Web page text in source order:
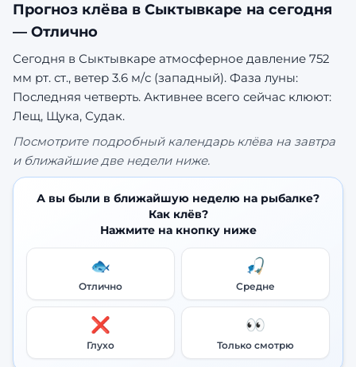
Прогноз клёва в Сыктывкаре на сегодня
— Отлично
Сегодня в Сыктывкаре атмосферное давление 752
мм рт. ст., ветер 3.6 м/с (западный). Фаза луны:
Последняя четверть. Активнее всего сейчас клюют:
Лещ, Щука, Судак.
Посмотрите подробный календарь клёва на завтра
и ближайшие две недели ниже.
А вы были в ближайшую неделю на рыбалке?
Как клёв?
Нажмите на кнопку ниже
🐟
Отлично
🎣
Средне
❌
Глухо
👀
Только смотрю